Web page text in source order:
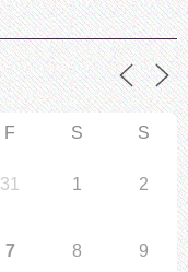
F S S
31 1 2
7 8 9